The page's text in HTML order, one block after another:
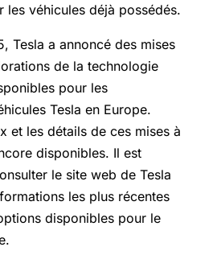
les véhicules déjà possédés.
Tesla a annoncé des mises
de la technologie
pour les
Tesla en Europe.
et les détails de ces mises à
disponibles. Il est
le site web de Tesla
les plus récentes
disponibles pour le